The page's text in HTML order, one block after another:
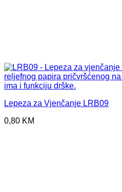
Lepeza za Vjenčanje LRB09
0,80 KM